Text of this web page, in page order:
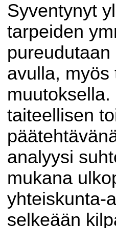
Syventynyt
tarpeiden
avulla, myös
taiteellisen
analyysi
mukana
yhteiskunta-
selkeään